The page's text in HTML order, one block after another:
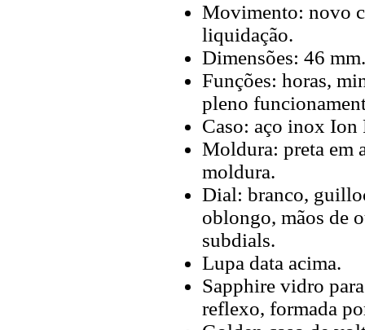
Movimento: novo
liquidação.
Dimensões: 46 mm.
Funções: horas,
pleno
Caso: aço inox
Moldura: preta em
moldura.
Dial: branco,
oblongo, mãos de
subdials.
Lupa data acima.
Sapphire vidro
reflexo, formada